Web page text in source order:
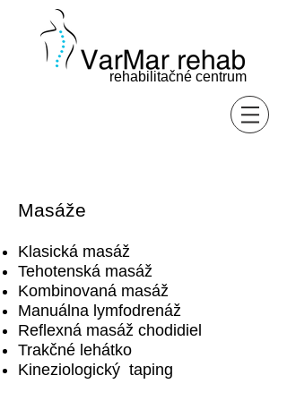
rehabilitačné centrum
Masáže
Klasická masáž
Tehotenská masáž
Kombinovaná masáž
Manuálna lymfodrenáž
Reflexná masáž chodidiel
Trakčné lehátko
Kineziologický taping